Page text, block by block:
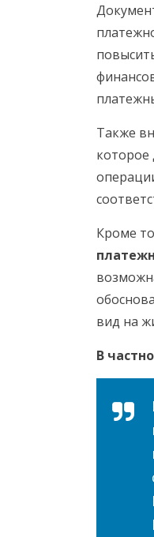
Также
которое
Кроме
вид на
В